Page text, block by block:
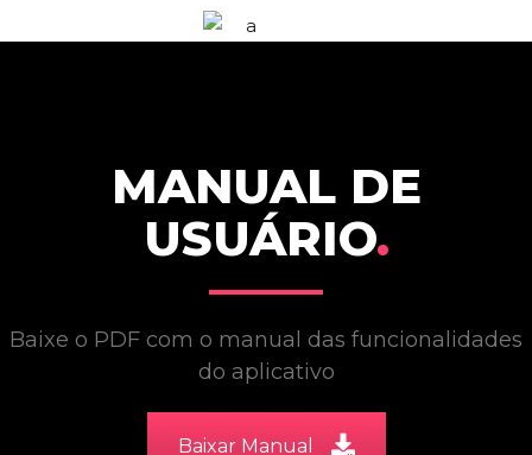
MANUAL DE
USUÁRIO.
Baixe o PDF com o manual das funcionalidades
do aplicativo
Baixar Manual